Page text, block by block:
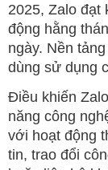
2025, Zalo đạt
động hằng
ngày. Nền
dùng sử dụng
Điều khiến
năng công
với hoạt động
tin, trao đổi